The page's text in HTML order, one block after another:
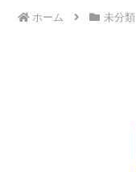
ホーム 未分類